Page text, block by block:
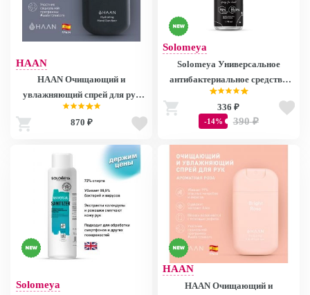
HAAN
HAAN Очищающий и
увлажняющий спрей для рук
"Древесный акцент" / Hand
Sanitizer Wood night, 30 мл
870 ₽
Solomeya
Solomeya Универсальное
антибактериальное средство
(спрей) Universal Sanitizer spray
for hands, 75мл
336 ₽
-14% 390 ₽
Solomeya
HAAN
HAAN Очищающий и